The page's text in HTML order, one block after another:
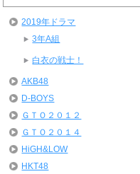
2019年ドラマ
3年A組
白衣の戦士！
AKB48
D-BOYS
ＧＴＯ２０１２
ＧＴＯ２０１４
HiGH&LOW
HKT48